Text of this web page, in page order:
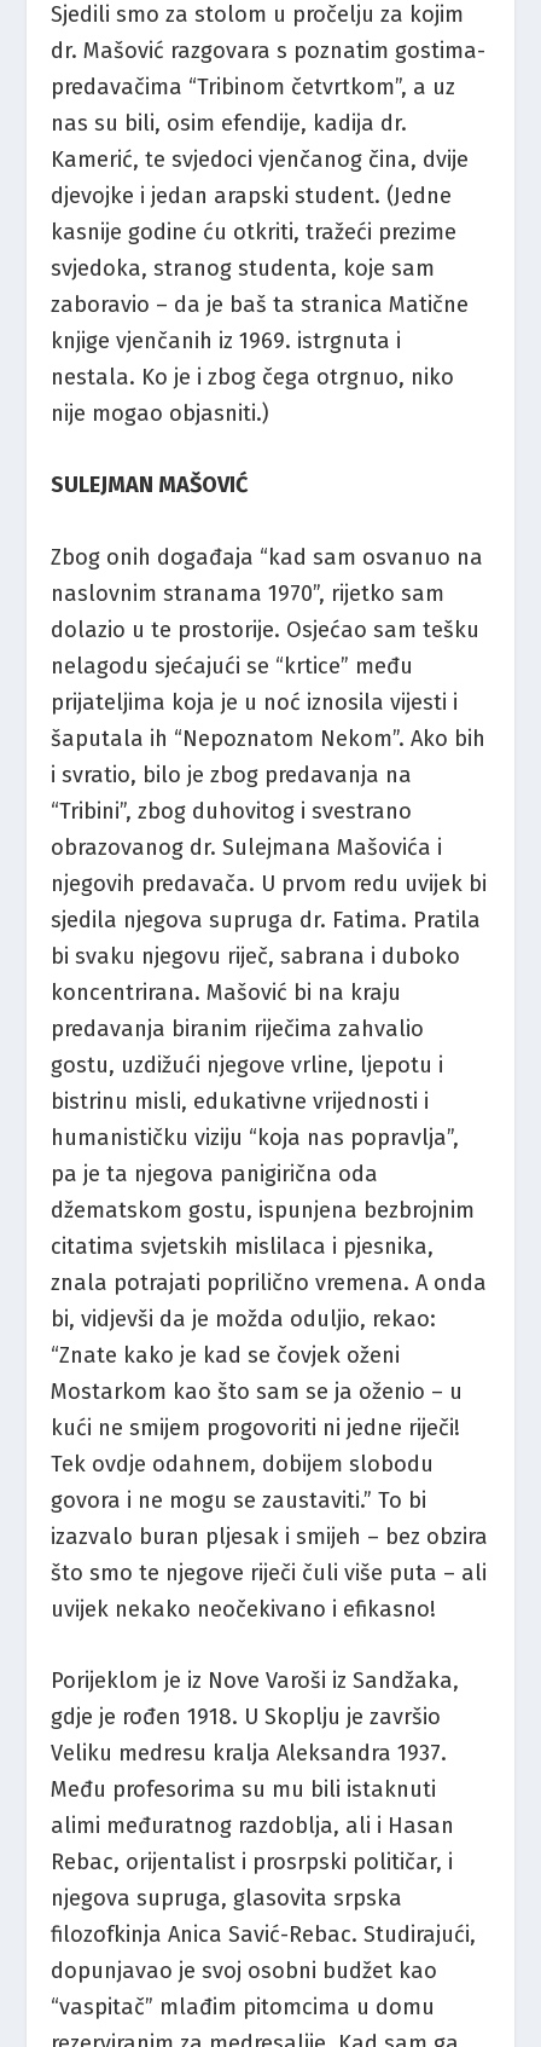
Sjedili smo za stolom u pročelju za kojim
dr. Mašović razgovara s poznatim gostima-
predavačima “Tribinom četvrtkom”, a uz
nas su bili, osim efendije, kadija dr.
Kamerić, te svjedoci vjenčanog čina, dvije
djevojke i jedan arapski student. (Jedne
kasnije godine ću otkriti, tražeći prezime
svjedoka, stranog studenta, koje sam
zaboravio – da je baš ta stranica Matične
knjige vjenčanih iz 1969. istrgnuta i
nestala. Ko je i zbog čega otrgnuo, niko
nije mogao objasniti.)
SULEJMAN MAŠOVIĆ
Zbog onih događaja “kad sam osvanuo na
naslovnim stranama 1970”, rijetko sam
dolazio u te prostorije. Osjećao sam tešku
nelagodu sjećajući se “krtice” među
prijateljima koja je u noć iznosila vijesti i
šaputala ih “Nepoznatom Nekom”. Ako bih
i svratio, bilo je zbog predavanja na
“Tribini”, zbog duhovitog i svestrano
obrazovanog dr. Sulejmana Mašovića i
njegovih predavača. U prvom redu uvijek bi
sjedila njegova supruga dr. Fatima. Pratila
bi svaku njegovu riječ, sabrana i duboko
koncentrirana. Mašović bi na kraju
predavanja biranim riječima zahvalio
gostu, uzdižući njegove vrline, ljepotu i
bistrinu misli, edukativne vrijednosti i
humanističku viziju “koja nas popravlja”,
pa je ta njegova panigirična oda
džematskom gostu, ispunjena bezbrojnim
citatima svjetskih mislilaca i pjesnika,
znala potrajati poprilično vremena. A onda
bi, vidjevši da je možda oduljio, rekao:
“Znate kako je kad se čovjek oženi
Mostarkom kao što sam se ja oženio – u
kući ne smijem progovoriti ni jedne riječi!
Tek ovdje odahnem, dobijem slobodu
govora i ne mogu se zaustaviti.” To bi
izazvalo buran pljesak i smijeh – bez obzira
što smo te njegove riječi čuli više puta – ali
uvijek nekako neočekivano i efikasno!
Porijeklom je iz Nove Varoši iz Sandžaka,
gdje je rođen 1918. U Skoplju je završio
Veliku medresu kralja Aleksandra 1937.
Među profesorima su mu bili istaknuti
alimi međuratnog razdoblja, ali i Hasan
Rebac, orijentalist i prosrpski političar, i
njegova supruga, glasovita srpska
filozofkinja Anica Savić-Rebac. Studirajući,
dopunjavao je svoj osobni budžet kao
“vaspitač” mlađim pitomcima u domu